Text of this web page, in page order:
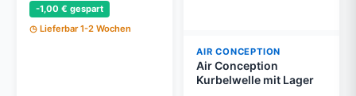
-1,00 € gespart
Lieferbar 1-2 Wochen
AIR CONCEPTION
Air Conception
Kurbelwelle mit Lager